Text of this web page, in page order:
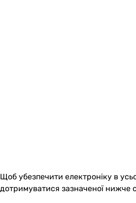
Щоб убезпечити електроніку в
дотримуватися зазначеної нижче